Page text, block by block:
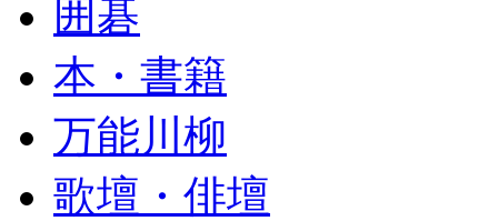
囲碁
本・書籍
万能川柳
歌壇・俳壇